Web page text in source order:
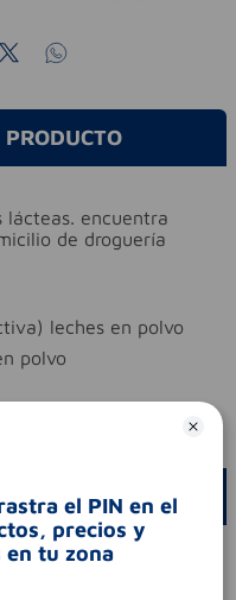
de droguería
leches en polvo
polvo
un comentario
el PIN en el
precios y
en tu zona